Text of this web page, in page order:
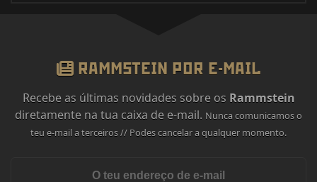
RAMMSTEIN POR E-MAIL
Recebe as últimas novidades sobre os Rammstein
diretamente na tua caixa de e-mail. Nunca comunicamos o
teu e-mail a terceiros // Podes cancelar a qualquer momento.